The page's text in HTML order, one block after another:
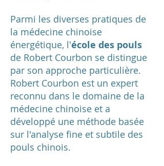
Parmi les diverses pratiques de
la médecine chinoise
énergétique, l'école des pouls
de Robert Courbon se distingue
par son approche particulière.
Robert Courbon est un expert
reconnu dans le domaine de la
médecine chinoise et a
développé une méthode basée
sur l'analyse fine et subtile des
pouls chinois.